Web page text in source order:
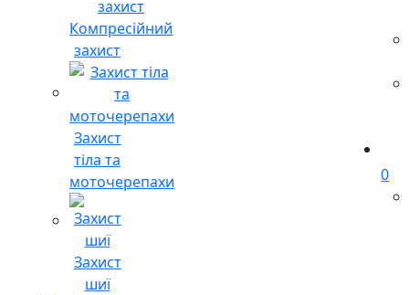
Компресійний
захист
Захист
тіла та
моточерепахи
Захист
шиї
0